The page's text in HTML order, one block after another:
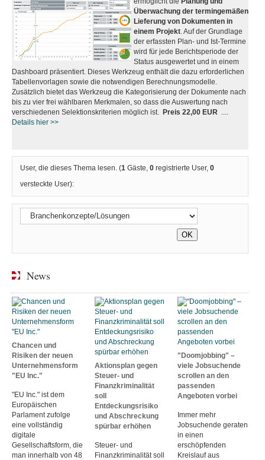
Überwachung der termingemäßen
Lieferung von Dokumenten in
einem Projekt . Auf der Grundlage
der erfassten Plan- und Ist-Termine
wird für jede Berichtsperiode der
Status ausgewertet und in einem
Dashboard präsentiert. Dieses Werkzeug enthält die dazu erforderlichen
Tabellenvorlagen sowie die notwendigen Berechnungsmodelle.
Zusätzlich bietet das Werkzeug die Kategorisierung der Dokumente nach
bis zu vier frei wählbaren Merkmalen, so dass die Auswertung nach
verschiedenen Selektionskriterien möglich ist. Preis 22,00 EUR
Details hier >>
User, die dieses Thema lesen. (1 Gäste,0 registrierte User,0
versteckte User):
News
Chancen und
Risiken der neuen
Unternehmensform
"EU Inc."
"EU Inc." ist dem
Europäischen
Parlament zufolge
eine vollständig
digitale
Gesellschaftsform, die
man innerhalb von 48
Aktionsplan gegen
Steuer- und
Finanzkriminalität
soll
Entdeckungsrisiko
und Abschreckung
spürbar erhöhen
Steuer- und
Finanzkriminalität soll
"Doomjobbing" –
viele Jobsuchende
scrollen an den
passenden
Angeboten vorbei
Immer mehr
Jobsuchende geraten
in einen
erschöpfenden
Kreislauf aus